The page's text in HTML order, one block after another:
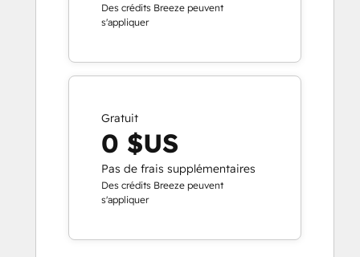
Des crédits Breeze peuvent
s'appliquer
Gratuit
0 $US
Pas de frais supplémentaires
Des crédits Breeze peuvent
s'appliquer